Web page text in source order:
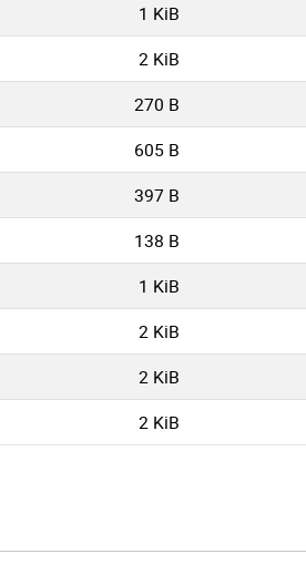
1 KiB
2 KiB
270 B
605 B
397 B
138 B
1 KiB
2 KiB
2 KiB
2 KiB